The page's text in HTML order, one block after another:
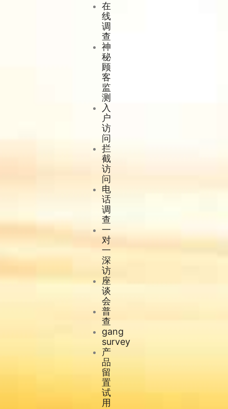
在
线
调
查
神
秘
顾
客
监
测
入
户
访
问
拦
截
访
问
电
话
调
查
一
对
一
深
访
座
谈
会
普
查
gang
survey
产
品
留
置
试
用